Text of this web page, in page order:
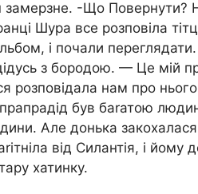
-Що Повернути?
Шура все розповіла
і почали
з бородою. — Це мій
розповідала нам про
був баrатою
Але донька
від Силантія, і йому
хатинку.